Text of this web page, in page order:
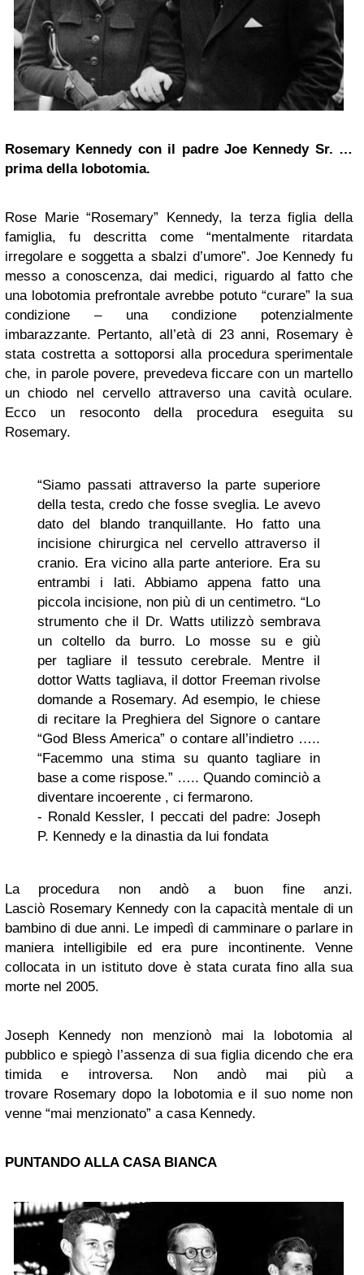
Rosemary Kennedy con il padre Joe Kennedy Sr. …
prima della lobotomia.
Rose Marie “Rosemary” Kennedy, la terza figlia della
famiglia, fu descritta come “mentalmente ritardata
irregolare e soggetta a sbalzi d’umore”. Joe Kennedy fu
messo a conoscenza, dai medici, riguardo al fatto che
una lobotomia prefrontale avrebbe potuto “curare” la sua
condizione – una condizione potenzialmente
imbarazzante. Pertanto, all’età di 23 anni, Rosemary è
stata costretta a sottoporsi alla procedura sperimentale
che, in parole povere, prevedeva ficcare con un martello
un chiodo nel cervello attraverso una cavità oculare.
Ecco un resoconto della procedura eseguita su
Rosemary.
“Siamo passati attraverso la parte superiore
della testa, credo che fosse sveglia. Le avevo
dato del blando tranquillante. Ho fatto una
incisione chirurgica nel cervello attraverso il
cranio. Era vicino alla parte anteriore. Era su
entrambi i lati. Abbiamo appena fatto una
piccola incisione, non più di un centimetro. “Lo
strumento che il Dr. Watts utilizzò sembrava
un coltello da burro. Lo mosse su e giù
per tagliare il tessuto cerebrale. Mentre il
dottor Watts tagliava, il dottor Freeman rivolse
domande a Rosemary. Ad esempio, le chiese
di recitare la Preghiera del Signore o cantare
“God Bless America” ​​o contare all’indietro …..
“Facemmo una stima su quanto tagliare in
base a come rispose.” ….. Quando cominciò a
diventare incoerente , ci fermarono.
- Ronald Kessler, I peccati del padre: Joseph
P. Kennedy e la dinastia da lui fondata
La procedura non andò a buon fine anzi.
Lasciò Rosemary Kennedy con la capacità mentale di un
bambino di due anni. Le impedì di camminare o parlare in
maniera intelligibile ed era pure incontinente. Venne
collocata in un istituto dove è stata curata fino alla sua
morte nel 2005.
Joseph Kennedy non menzionò mai la lobotomia al
pubblico e spiegò l’assenza di sua figlia dicendo che era
timida e introversa. Non andò mai più a
trovare Rosemary dopo la lobotomia e il suo nome non
venne “mai menzionato” a casa Kennedy.
PUNTANDO ALLA CASA BIANCA